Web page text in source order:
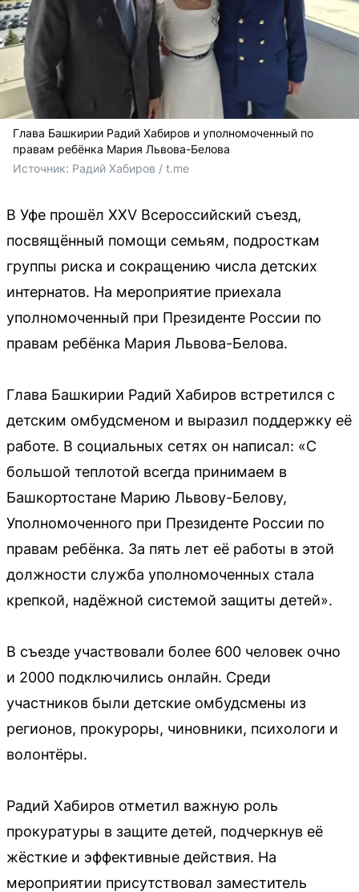
Глава Башкирии Радий Хабиров и уполномоченный по
правам ребёнка Мария Львова-Белова
Источник: Радий Хабиров / t.me
В Уфе прошёл XXV Всероссийский съезд,
посвящённый помощи семьям, подросткам
группы риска и сокращению числа детских
интернатов. На мероприятие приехала
уполномоченный при Президенте России по
правам ребёнка Мария Львова-Белова.
Глава Башкирии Радий Хабиров встретился с
детским омбудсменом и выразил поддержку её
работе. В социальных сетях он написал: «С
большой теплотой всегда принимаем в
Башкортостане Марию Львову-Белову,
Уполномоченного при Президенте России по
правам ребёнка. За пять лет её работы в этой
должности служба уполномоченных стала
крепкой, надёжной системой защиты детей».
В съезде участвовали более 600 человек очно
и 2000 подключились онлайн. Среди
участников были детские омбудсмены из
регионов, прокуроры, чиновники, психологи и
волонтёры.
Радий Хабиров отметил важную роль
прокуратуры в защите детей, подчеркнув её
жёсткие и эффективные действия. На
мероприятии присутствовал заместитель